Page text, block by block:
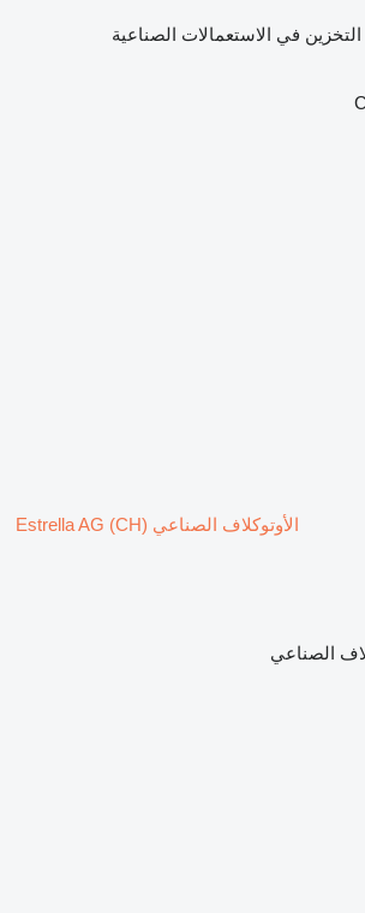
في الاستعمالات الصناعية
الأوتوكلاف الصناعي Estrella AG (CH)
الصناعي